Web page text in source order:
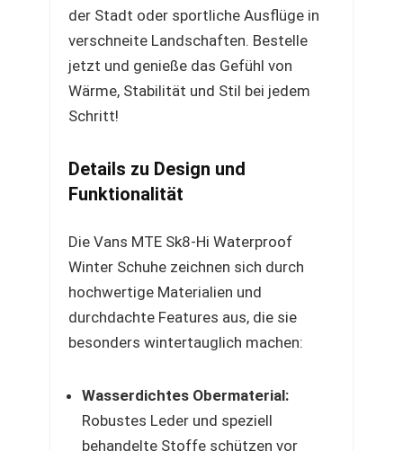
der Stadt oder sportliche Ausflüge in
verschneite Landschaften. Bestelle
jetzt und genieße das Gefühl von
Wärme, Stabilität und Stil bei jedem
Schritt!
Details zu Design und
Funktionalität
Die Vans MTE Sk8-Hi Waterproof
Winter Schuhe zeichnen sich durch
hochwertige Materialien und
durchdachte Features aus, die sie
besonders wintertauglich machen:
Wasserdichtes Obermaterial:
Robustes Leder und speziell
behandelte Stoffe schützen vor